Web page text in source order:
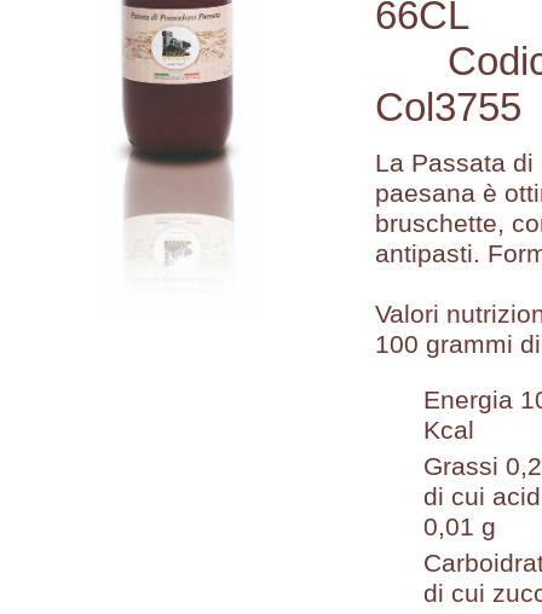
accedi
problemi di
accesso?
66CL
Col3755
La Passata di
paesana è
bruschette,
antipasti.
Valori
100 grammi
Energia
Kcal
Grassi
di cui
0,01 g
di cui